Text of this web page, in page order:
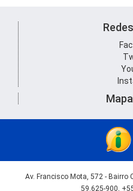
Av. Francisco Mota, 572 - Bairro
59.625-900,